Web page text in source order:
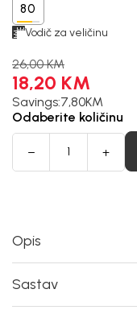
80
Vodič za veličinu
26,00 KM
18,20 KM
Savings:7,80KM
Odaberite količinu
Opis
Sastav